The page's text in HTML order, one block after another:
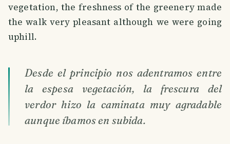
vegetation, the freshness of the greenery made
the walk very pleasant although we were going
uphill.
Desde el principio nos adentramos entre
la espesa vegetación, la frescura del
verdor hizo la caminata muy agradable
aunque íbamos en subida.